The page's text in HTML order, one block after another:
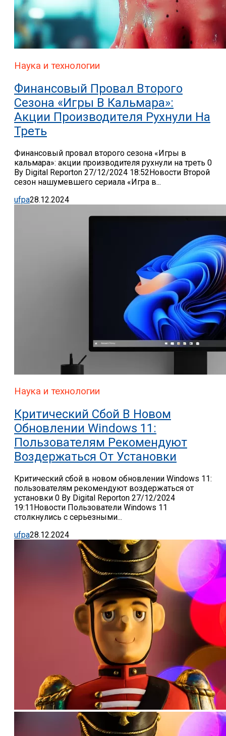
Наука и технологии
Финансовый Провал Второго
Сезона «Игры В Кальмара»:
Акции Производителя Рухнули На
Треть
Финансовый провал второго сезона «Игры в
кальмара»: акции производителя рухнули на треть 0
By Digital Reporton 27/12/2024 18:52Новости Второй
сезон нашумевшего сериала «Игра в...
ufpa28.12.2024
Наука и технологии
Критический Сбой В Новом
Обновлении Windows 11:
Пользователям Рекомендуют
Воздержаться От Установки
Критический сбой в новом обновлении Windows 11:
пользователям рекомендуют воздержаться от
установки 0 By Digital Reporton 27/12/2024
19:11Новости Пользователи Windows 11
столкнулись с серьезными...
ufpa28.12.2024